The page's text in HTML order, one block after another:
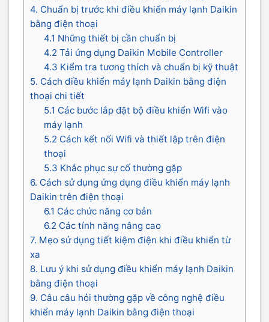
4. Chuẩn bị trước khi điều khiển máy lạnh Daikin
bằng điện thoại
4.1 Những thiết bị cần chuẩn bị
4.2 Tải ứng dụng Daikin Mobile Controller
4.3 Kiểm tra tương thích và chuẩn bị kỹ thuật
5. Cách điều khiển máy lạnh Daikin bằng điện
thoại chi tiết
5.1 Các bước lắp đặt bộ điều khiển Wifi vào
máy lạnh
5.2 Cách kết nối Wifi và thiết lập trên điện
thoại
5.3 Khắc phục sự cố thường gặp
6. Cách sử dụng ứng dụng điều khiển máy lạnh
Daikin trên điện thoại
6.1 Các chức năng cơ bản
6.2 Các tính năng nâng cao
7. Mẹo sử dụng tiết kiệm điện khi điều khiển từ
xa
8. Lưu ý khi sử dụng điều khiển máy lạnh Daikin
bằng điện thoại
9. Câu câu hỏi thường gặp về công nghệ điều
khiển máy lạnh Daikin bằng điện thoại